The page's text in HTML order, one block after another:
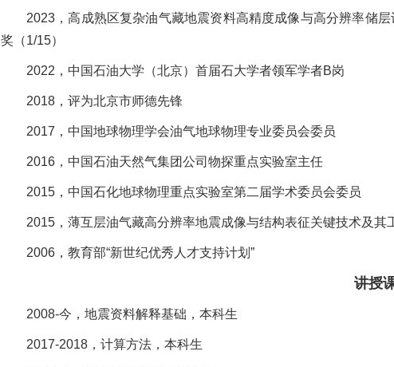
2023，高成熟区复杂油气藏地震资料高精度成像与高分辨率储
奖（1/15）
2022，中国石油大学（北京）首届石大学者领军学者B岗
2018，评为北京市师德先锋
2017，中国地球物理学会油气地球物理专业委员会委员
2016，中国石油天然气集团公司物探重点实验室主任
2015 ，中国石化地球物理重点实验室第二届学术委员会委员
2015，薄互层油气藏高分辨率地震成像与结构表征关键技术及其
2006，教育部“新世纪优秀人才支持计划”
讲授
2008-今，地震资料解释基础，本科生
2017-2018，计算方法，本科生